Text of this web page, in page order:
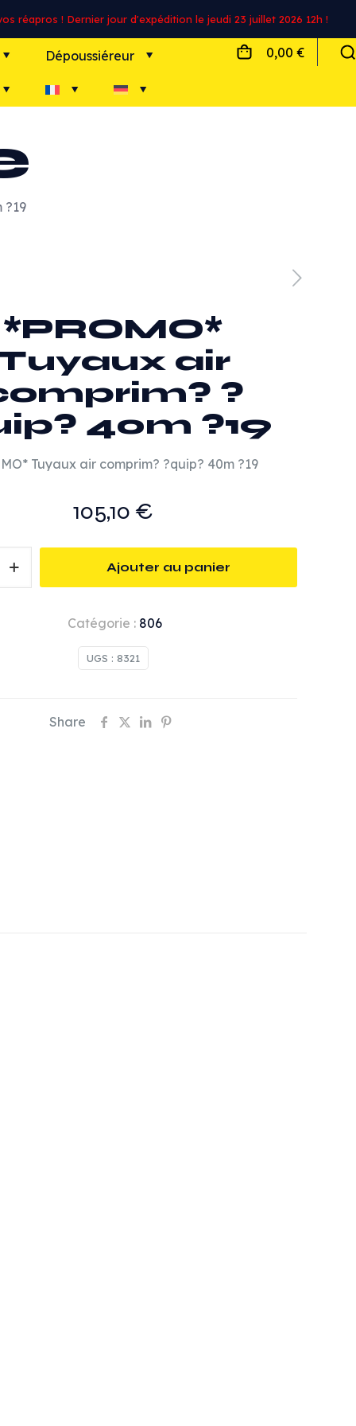
réapros ! Dernier jour d'expédition le jeudi 23 juillet 2026 12h !
Dépoussiéreur 0,00 €
?19
*PROMO*
air
?
40m ?19
Tuyaux air comprim? ?quip? 40m ?19
105,10€
Ajouter au panier
UGS : 8321
Catégorie : 806
Share